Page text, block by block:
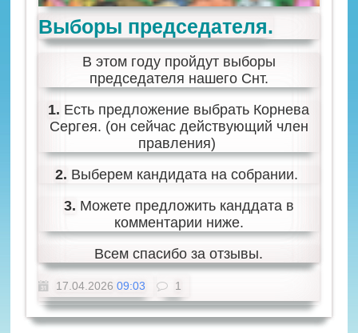
Выборы председателя.
В этом году пройдут выборы
председателя нашего Снт.
1. Есть предложение выбрать Корнева
Сергея. (он сейчас действующий член
правления)
2. Выберем кандидата на собрании.
3. Можете предложить канддата в
комментарии ниже.
Всем спасибо за отзывы.
17.04.2026 09:03 1